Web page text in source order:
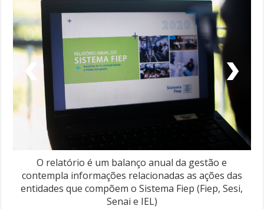
O relatório é um balanço anual da gestão e
contempla informações relacionadas as ações das
entidades que compõem o Sistema Fiep (Fiep, Sesi,
Senai e IEL)